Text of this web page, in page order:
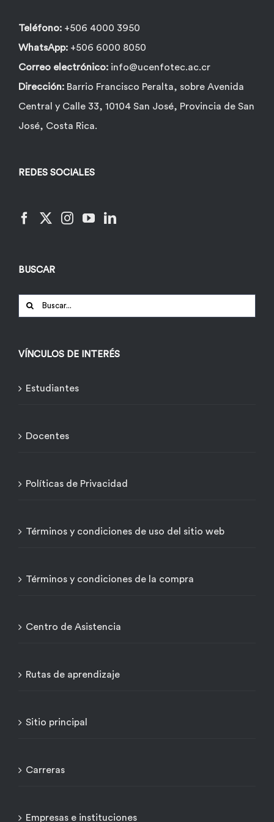
de
producto
Teléfono: +506 4000 3950
WhatsApp: +506 6000 8050
Correo electrónico: info@ucenfotec.ac.cr
Dirección: Barrio Francisco Peralta, sobre Avenida
Central y Calle 33, 10104 San José, Provincia de San
José, Costa Rica.
REDES SOCIALES
BUSCAR
Buscar:
VÍNCULOS DE INTERÉS
Estudiantes
Docentes
Políticas de Privacidad
Términos y condiciones de uso del sitio web
Términos y condiciones de la compra
Centro de Asistencia
Rutas de aprendizaje
Sitio principal
Carreras
Empresas e instituciones